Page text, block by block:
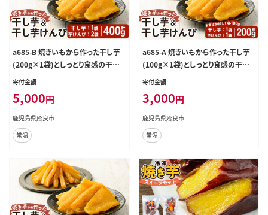
a685-B 焼きいもから作った干し芋
(200g×1袋)としっとり食感の干し
芋けんぴ(100g×2袋)セット(合計4
ーツ 干し芋 芋けんぴ 国産 鹿児島
県産 長期熟成 紅はるか ほしいも
干しいも 焼芋 焼き芋 おやつ セット
常温 常温保存
寄付金額
5,000円
鹿児島県姶良市
常温
a685-A 焼きいもから作った干し芋
(100g×1袋)としっとり食感の干し
芋けんぴ(100g×1袋)セット(合計2
ーツ 干し芋 芋けんぴ 国産 鹿児島
県産 長期熟成 紅はるか ほしいも
干しいも 焼芋 焼き芋 おやつ セット
常温 常温保存
寄付金額
3,000円
鹿児島県姶良市
常温